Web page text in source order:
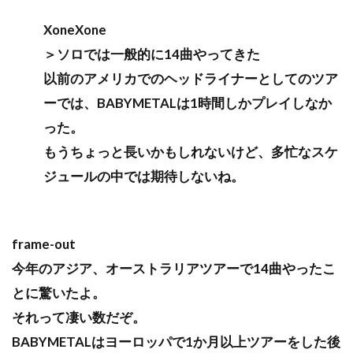
XoneXone
＞ソロでは一般的に14曲やってきた
以前のアメリカでのヘッドライナーとしてのツア
ーでは、BABYMETALは1時間しかプレイしなか
った。
もうちょっと長いかもしれないけど、多忙なスケ
ジュールの中では期待しないね。
frame-out
今年のアジア、オーストラリアツアーで14曲やったこ
とに驚いたよ。
それって凄い数だぞ。
BABYMETALはヨーロッパで1か月以上ツアーをした後